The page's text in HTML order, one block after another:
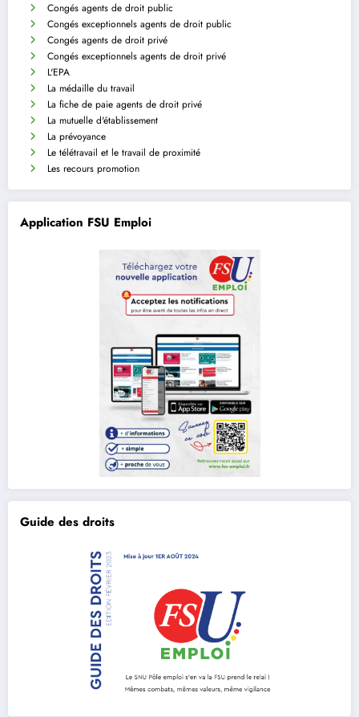
Congés agents de droit public
Congés exceptionnels agents de droit public
Congés agents de droit privé
Congés exceptionnels agents de droit privé
L'EPA
La médaille du travail
La fiche de paie agents de droit privé
La mutuelle d'établissement
La prévoyance
Le télétravail et le travail de proximité
Les recours promotion
Application FSU Emploi
Guide des droits